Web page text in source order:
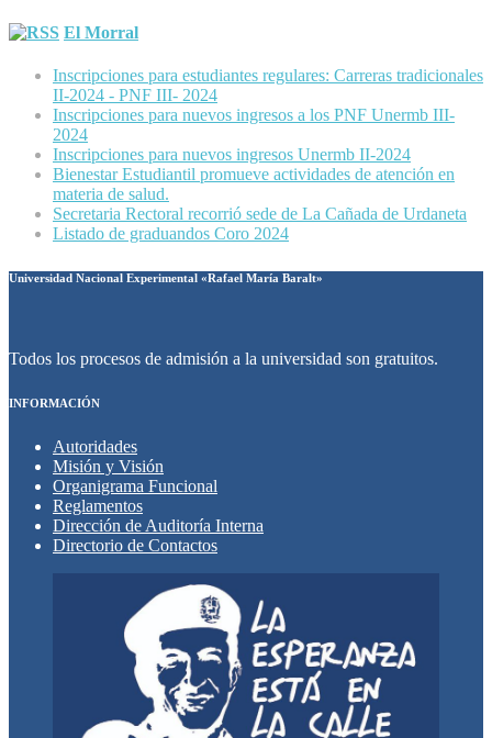
El Morral
Inscripciones para estudiantes regulares: Carreras tradicionales
II-2024 - PNF III- 2024
Inscripciones para nuevos ingresos a los PNF Unermb III-
2024
Inscripciones para nuevos ingresos Unermb II-2024
Bienestar Estudiantil promueve actividades de atención en
materia de salud.
Secretaria Rectoral recorrió sede de La Cañada de Urdaneta
Listado de graduandos Coro 2024
Universidad Nacional Experimental «Rafael María Baralt»
Todos los procesos de admisión a la universidad son gratuitos.
INFORMACIÓN
Autoridades
Misión y Visión
Organigrama Funcional
Reglamentos
Dirección de Auditoría Interna
Directorio de Contactos